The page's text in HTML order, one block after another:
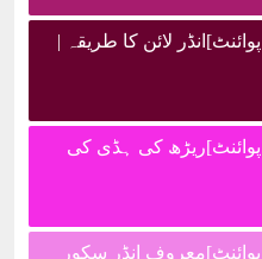
لائن کا طریقہ |
کی ہڈی کی
انڈر سکور